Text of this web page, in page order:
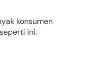
konsumen
ini.